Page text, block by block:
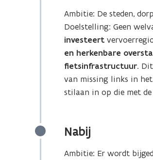
Ambitie: De steden,
Doelstelling: Geen
investeert
en herkenbare
fietsinfrastructuur.
van missing links in
stilaan in op die met de
Nabij
Ambitie: Er wordt